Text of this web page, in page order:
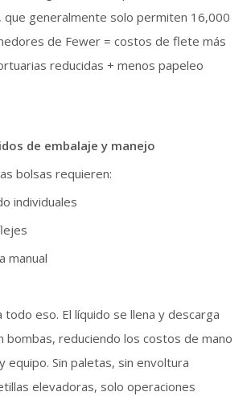
que generalmente solo permiten 16,000
de Fewer = costos de flete más
reducidas + menos papeleo
de embalaje y manejo
bolsas requieren:
individuales
manual
todo eso. El líquido se llena y descarga
bombas, reduciendo los costos de mano
equipo. Sin paletas, sin envoltura
elevadoras, solo operaciones